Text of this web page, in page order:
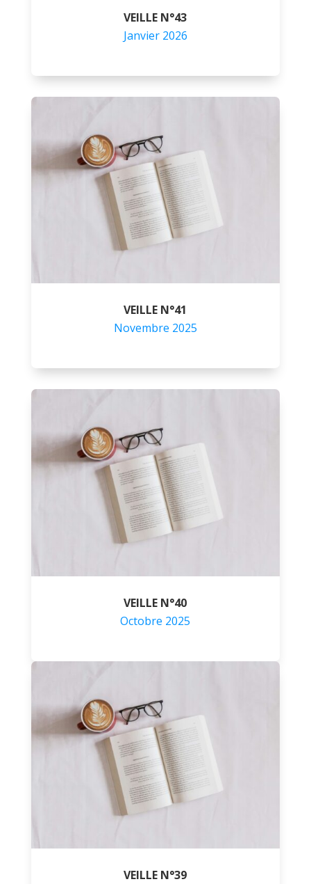
VEILLE N°43
Janvier 2026
VEILLE N°41
Novembre 2025
VEILLE N°40
Octobre 2025
VEILLE N°39